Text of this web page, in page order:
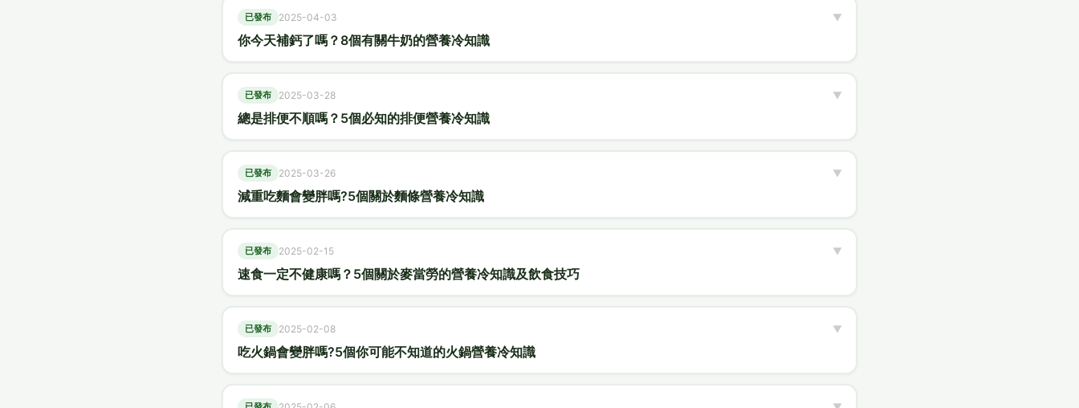
已發布 2025-04-03
你今天補鈣了嗎？8個有關牛奶的營養冷知識
▼
已發布 2025-03-28
總是排便不順嗎？5個必知的排便營養冷知識
▼
已發布 2025-03-26
減重吃麵會變胖嗎?5個關於麵條營養冷知識
▼
已發布 2025-02-15
速食一定不健康嗎？5個關於麥當勞的營養冷知識及飲食技巧
▼
已發布 2025-02-08
吃火鍋會變胖嗎?5個你可能不知道的火鍋營養冷知識
▼